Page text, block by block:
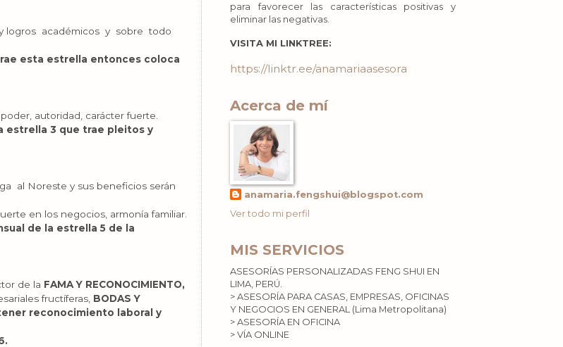
y logros académicos y sobre todo
esta estrella entonces coloca
autoridad, carácter fuerte.
estrella 3 que trae pleitos y
al Noreste y sus beneficios serán
en los negocios, armonía familiar.
de la estrella 5 de la
de la FAMA Y RECONOCIMIENTO,
fructíferas, BODAS Y
reconocimiento laboral y
para favorecer las características positivas y
eliminar las negativas.
VISITA MI LINKTREE:
https://linktr.ee/anamariaasesora
Acerca de mí
anamaria.fengshui@blogspot.com
Ver todo mi perfil
MIS SERVICIOS
ASESORÍAS PERSONALIZADAS FENG SHUI EN
LIMA, PERÚ.
> ASESORÍA PARA CASAS, EMPRESAS, OFICINAS
Y NEGOCIOS EN GENERAL (Lima Metropolitana)
> ASESORÍA EN OFICINA
> VÍA ONLINE